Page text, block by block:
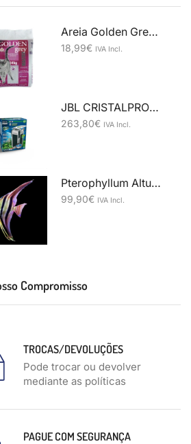
Areia Golden Grey Master-14 Kg
18,99€ IVA Incl.
JBL CRISTALPROFI e1502 greenline
263,80€ IVA Incl.
Pterophyllum Altum Orinoco Red - Simon Forkel
99,90€ IVA Incl.
Compromisso
TROCAS/DEVOLUÇÕES
Pode trocar ou devolver
mediante as políticas
PAGUE COM SEGURANÇA